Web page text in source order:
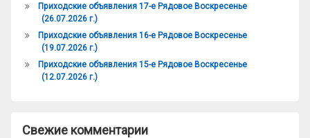
Приходские объявления 17-е Рядовое Воскресенье
(26.07.2026 г.)
Приходские объявления 16-е Рядовое Воскресенье
(19.07.2026 г.)
Приходские объявления 15-е Рядовое Воскресенье
(12.07.2026 г.)
Свежие комментарии